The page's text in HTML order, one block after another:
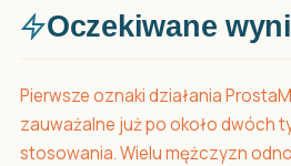
Oczekiwane
Pierwsze oznaki działania
zauważalne już po około dwóch
stosowania. Wielu mężczyzn